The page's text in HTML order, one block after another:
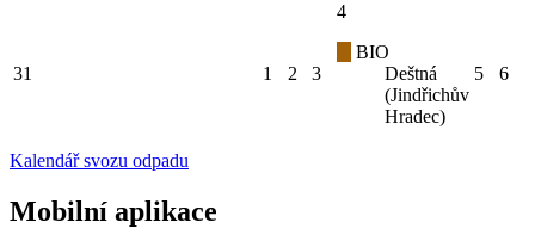
31 1 2 3
4
BIO
Deštná
(Jindřichův
Hradec)
5 6
Kalendář svozu odpadu
Mobilní aplikace